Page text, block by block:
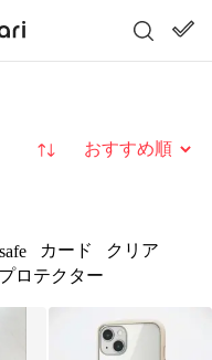
並び替え
カード
クリア
ロテクター